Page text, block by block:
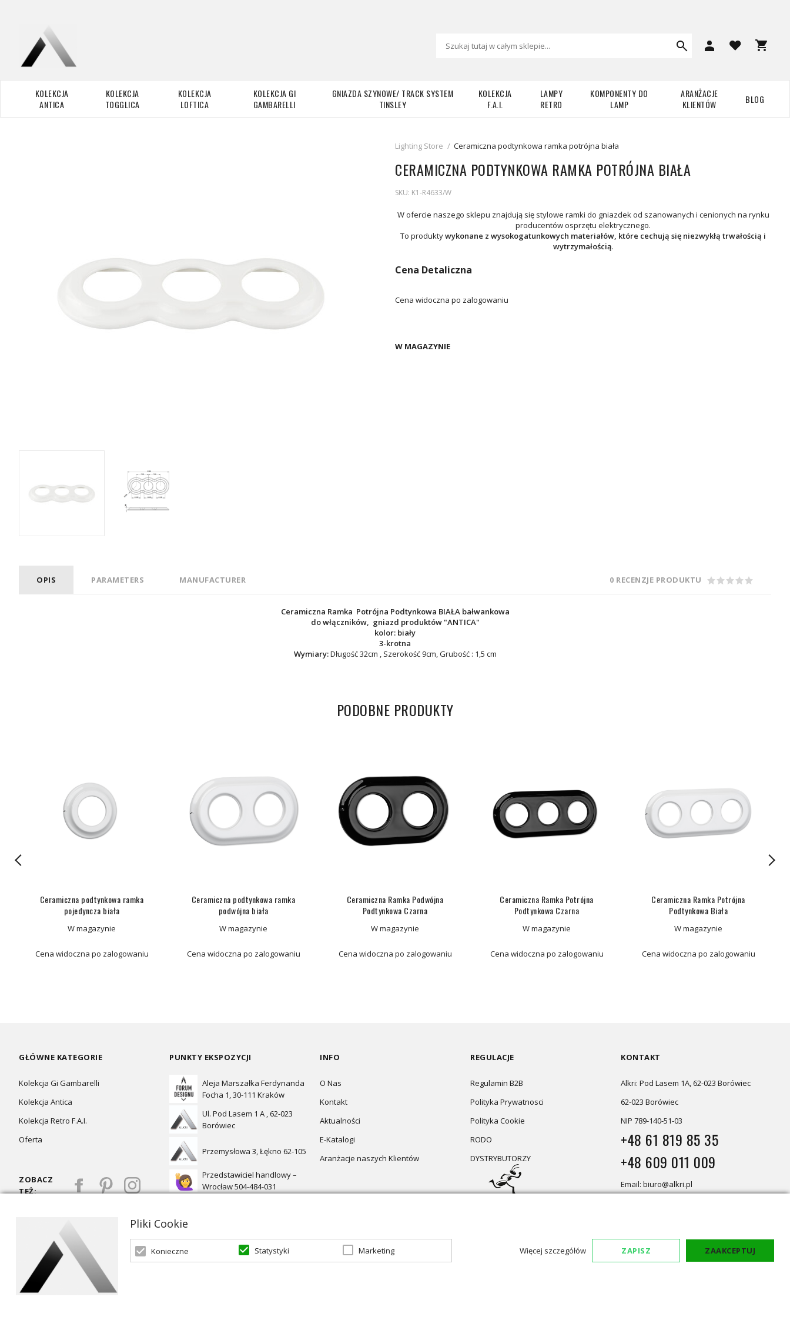
KOLEKCJA
ANTICA
KOLEKCJA
TOGGLICA
KOLEKCJA
LOFTICA
KOLEKCJA GI
GAMBARELLI
GNIAZDA SZYNOWE/ TRACK SYSTEM
TINSLEY
KOLEKCJA
F.A.I.
LAMPY
RETRO
KOMPONENTY DO
LAMP
ARANŻACJE
KLIENTÓW
BLOG
Lighting Store / Ceramiczna podtynkowa ramka potrójna biała
CERAMICZNA PODTYNKOWA RAMKA POTRÓJNA BIAŁA
SKU: K1-R4633/W
W ofercie naszego sklepu znajdują się stylowe ramki do gniazdek od szanowanych i cenionych na rynku
producentów osprzętu elektrycznego.
To produktywykonane z wysokogatunkowych materiałów, które cechują się niezwykłą trwałością i
wytrzymałością.
Cena Detaliczna
Cena widoczna po zalogowaniu
W MAGAZYNIE
OPIS PARAMETERS MANUFACTURER 0 RECENZJE PRODUKTU
Ceramiczna Ramka Potrójna Podtynkowa BIAŁA bałwankowa
do włączników, gniazd produktów"ANTICA"
kolor: biały
3-krotna
Wymiary:Długość 32cm , Szerokość 9cm, Grubość : 1,5 cm
PODOBNE PRODUKTY
Ceramiczna podtynkowa ramka
pojedyncza biała
W magazynie
Cena widoczna po zalogowaniu
Ceramiczna podtynkowa ramka
podwójna biała
W magazynie
Cena widoczna po zalogowaniu
Ceramiczna Ramka Podwójna
Podtynkowa Czarna
W magazynie
Cena widoczna po zalogowaniu
Ceramiczna Ramka Potrójna
Podtynkowa Czarna
W magazynie
Cena widoczna po zalogowaniu
Ceramiczna Ramka Potrójna
Podtynkowa Biała
W magazynie
Cena widoczna po zalogowaniu
GŁÓWNE KATEGORIE
Kolekcja Gi Gambarelli
Kolekcja Antica
Kolekcja Retro F.A.I.
Oferta
ZOBACZ
TEŻ:
PUNKTY EKSPOZYCJI
Aleja Marszałka Ferdynanda
Focha 1, 30-111 Kraków
Ul. Pod Lasem 1 A , 62-023
Borówiec
Przemysłowa 3, Łękno 62-105
Przedstawiciel handlowy –
Wrocław 504-484-031
INFO
O Nas
Kontakt
Aktualności
E-Katalogi
Aranżacje naszych Klientów
REGULACJE
Regulamin B2B
Polityka Prywatnosci
Polityka Cookie
RODO
DYSTRYBUTORZY
KONTAKT
Alkri: Pod Lasem 1A, 62-023 Borówiec
62-023 Borówiec
NIP 789-140-51-03
+48 61 819 85 35
+48 609 011 009
Email: biuro@alkri.pl
Oferta skierowana dla firm, w przypadku zakupów detalicznych zapraszamy do sklepu Oświetlenie marzeń
Pliki Cookie
Konieczne Statystyki Marketing Więcej szczegółów ZAPISZ ZAAKCEPTUJ